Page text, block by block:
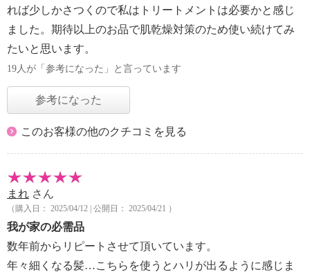
れば少しかさつくので私はトリートメントは必要かと感じ
ました。期待以上のお品で肌乾燥対策のため使い続けてみ
たいと思います。
19人が「参考になった」と言っています
参考になった
このお客様の他のクチコミを見る
まれ さん
（購入日： 2025/04/12 | 公開日： 2025/04/21 ）
我が家の必需品
数年前からリピートさせて頂いています。
年々細くなる髪…こちらを使うとハリが出るように感じま